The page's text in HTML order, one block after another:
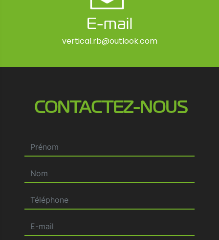
E-mail
vertical.rb@outlook.com
CONTACTEZ-NOUS